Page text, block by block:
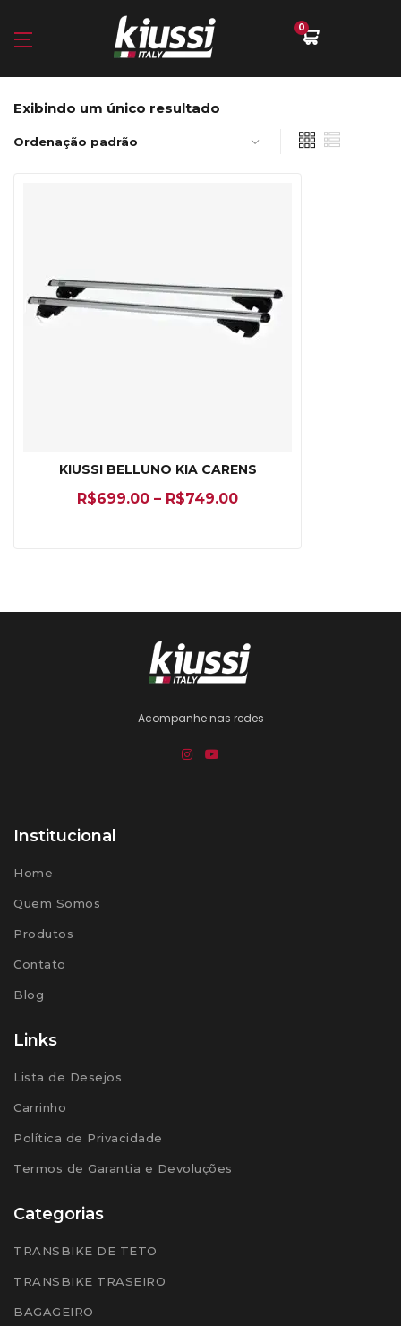
0
Exibindo um único resultado
KIUSSI BELLUNO KIA CARENS
R$699.00 – R$749.00
Acompanhe nas redes
Institucional
Home
Quem Somos
Produtos
Contato
Blog
Links
Lista de Desejos
Carrinho
Política de Privacidade
Termos de Garantia e Devoluções
Categorias
TRANSBIKE DE TETO
TRANSBIKE TRASEIRO
BAGAGEIRO